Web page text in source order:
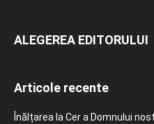
ALEGEREA EDITORULUI
Articole recente
Înălțarea la Cer a Domnului